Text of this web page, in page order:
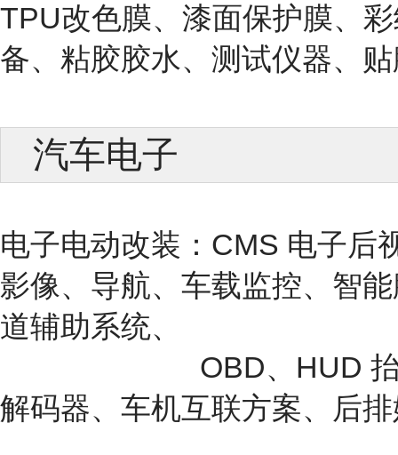
TPU改色膜、漆面保护膜、
备、粘胶胶水、测试仪器、
汽车电子
电子电动改装：CMS 电子后
影像、导航、车载监控、智
道辅助系统、
OBD、HUD 抬头显示
解码器、车机互联方案、后